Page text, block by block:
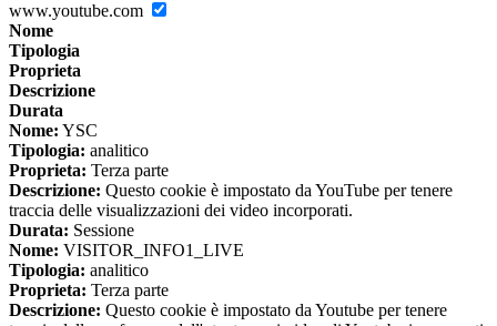
www.youtube.com
Nome
Tipologia
Proprieta
Descrizione
Durata
Nome: YSC
Tipologia: analitico
Proprieta: Terza parte
Descrizione: Questo cookie è impostato da YouTube per tenere
traccia delle visualizzazioni dei video incorporati.
Durata: Sessione
Nome: VISITOR_INFO1_LIVE
Tipologia: analitico
Proprieta: Terza parte
Descrizione: Questo cookie è impostato da Youtube per tenere